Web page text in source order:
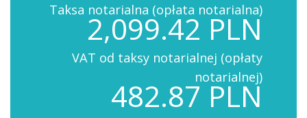
Taksa notarialna (opłata notarialna)
2,099.42 PLN
VAT od taksy notarialnej (opłaty
notarialnej)
482.87 PLN